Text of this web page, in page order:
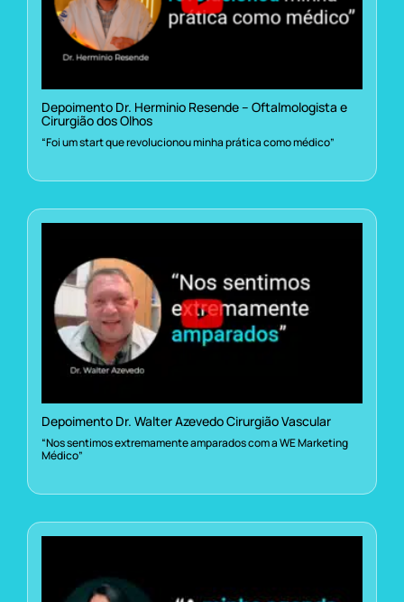
Depoimento Dr. Herminio Resende – Oftalmologista e
Cirurgião dos Olhos
“Foi um start que revolucionou minha prática como médico”
Depoimento Dr. Walter Azevedo Cirurgião Vascular
“Nos sentimos extremamente amparados com a WE Marketing
Médico”